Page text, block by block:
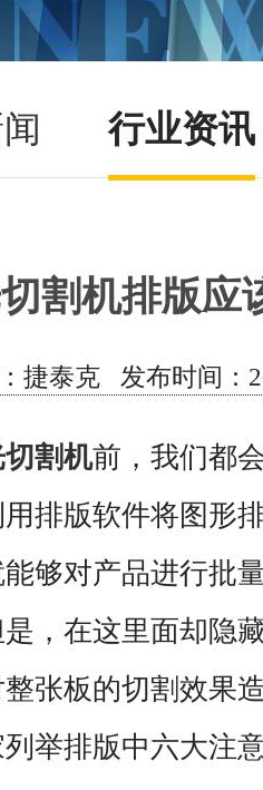
行业资讯
割机排版应
捷泰克 发布时间：
割机前，我们都
排版软件将图形
够对产品进行批
，在这里面却隐
张板的切割效果
举排版中六大注